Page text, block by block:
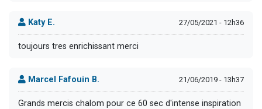
Katy E. 27/05/2021 - 12h36
toujours tres enrichissant merci
Marcel Fafouin B. 21/06/2019 - 13h37
Grands mercis chalom pour ce 60 sec d'intense inspiration